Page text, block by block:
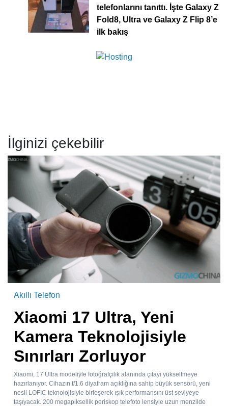
telefonlarını tanıttı. İşte Galaxy Z
Fold8, Ultra ve Galaxy Z Flip 8’e
ilk bakış
İlginizi çekebilir
Akıllı Telefon
Xiaomi 17 Ultra, Yeni
Kamera Teknolojisiyle
Sınırları Zorluyor
Xiaomi, 17 Ultra modeliyle fotoğrafçılık alanında çıtayı yükseltmeye
hazırlanıyor. Cihazın f/1.6 diyafram açıklığına sahip büyük sensörü, yeni
nesil LOFIC teknolojisiyle birleşerek ışık performansını üst seviyeye
taşıyacak. 200 megapiksellik periskop telefoto lensiyle uzun menzilde